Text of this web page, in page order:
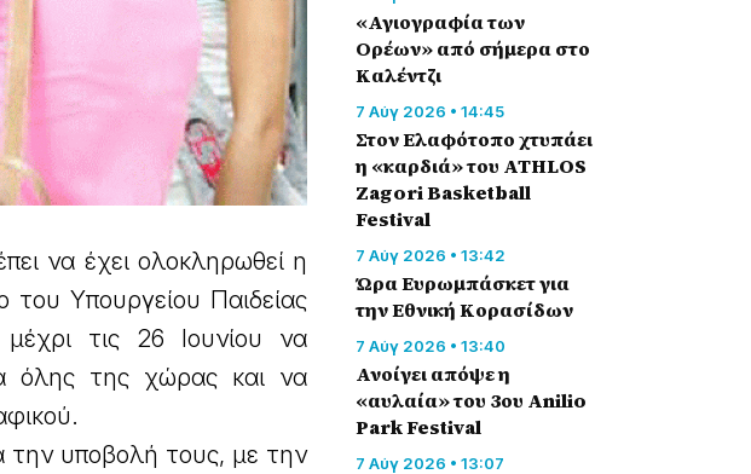
να έχει ολοκληρωθεί η
Υπουργείου Παιδείας
τις 26 Ιουνίου να
όλης της χώρας και να
την υποβολή τους, με την
«Αγιογραφία των
Ορέων» από σήμερα στο
Καλέντζι
7 Αύγ 2026 • 14:45
Στον Ελαφότοπο χτυπάει
η «καρδιά» του ATHLOS
Zagori Basketball
Festival
7 Αύγ 2026 • 13:42
Ώρα Ευρωμπάσκετ για
την Εθνική Κορασίδων
7 Αύγ 2026 • 13:40
Ανοίγει απόψε η
«αυλαία» του 3ου Anilio
Park Festival
7 Αύγ 2026 • 13:07